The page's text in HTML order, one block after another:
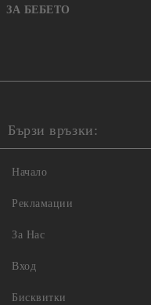
ЗА БЕБЕТО
Бързи връзки:
Начало
Рекламации
За Нас
Вход
Бисквитки